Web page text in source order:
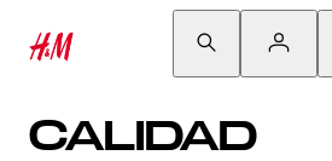
CALIDAD